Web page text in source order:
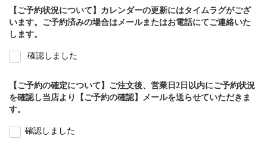
【ご予約状況について】カレンダーの更新にはタイムラグがござ
います。ご予約済みの場合はメールまたはお電話にてご連絡いた
します。
確認しました
【ご予約の確定について】ご注文後、営業日2日以内にご予約状況
を確認し当店より【ご予約の確認】メールを送らせていただきま
す。
確認しました